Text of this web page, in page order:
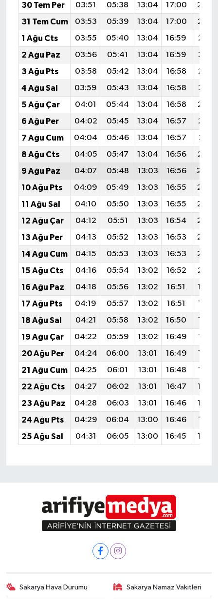
30 Tem Per
03:51 05:38 13:04 17:00
31 Tem Cum
03:53 05:39 13:04 17:00
1 Ağu Cts
03:55 05:40 13:04 16:59
20:18
2 Ağu Paz
03:56 05:41 13:04 16:59
20:17
3 Ağu Pts
03:58 05:42 13:04 16:58
20:16
4 Ağu Sal
03:59 05:43 13:04 16:58
20:15
5 Ağu Çar
04:01 05:44 13:04 16:58
6 Ağu Per
04:02 05:45 13:04 16:57
20:12
7 Ağu Cum
04:04 05:46 13:04 16:57
20:11
8 Ağu Cts
04:05 05:47 13:04 16:56
9 Ağu Paz
04:07 05:48 13:03 16:56
10 Ağu Pts
04:09 05:49 13:03 16:55
11 Ağu Sal
04:10 05:50 13:03 16:55
12 Ağu Çar
04:12 05:51 13:03 16:54
13 Ağu Per
04:13 05:52 13:03 16:53
14 Ağu Cum
04:15 05:53 13:03 16:53
15 Ağu Cts
04:16 05:54 13:02 16:52
16 Ağu Paz
04:18 05:56 13:02 16:51
17 Ağu Pts
04:19 05:57 13:02 16:51
19:58
18 Ağu Sal
04:21 05:58 13:02 16:50
19:56
19 Ağu Çar
04:22 05:59 13:02 16:49
19:55
20 Ağu Per
04:24 06:00 13:01 16:49
19:53
21 Ağu Cum
04:25 06:01 13:01 16:48
19:52
22 Ağu Cts
04:27 06:02 13:01 16:47
23 Ağu Paz
04:28 06:03 13:01 16:46
24 Ağu Pts
04:29 06:04 13:00 16:46
19:47
25 Ağu Sal
04:31 06:05 13:00 16:45
Sakarya Hava Durumu Sakarya Namaz Vakitleri